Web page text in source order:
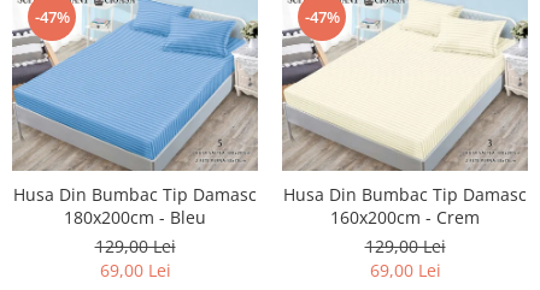
-47%
Husa Din Bumbac Tip Damasc
180x200cm - Bleu
129,00 Lei
69,00 Lei
-47%
Husa Din Bumbac Tip Damasc
160x200cm - Crem
129,00 Lei
69,00 Lei